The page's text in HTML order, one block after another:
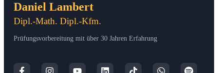
Daniel Lambert
Dipl.-Math. Dipl.-Kfm.
Prüfungsvorbereitung mit über 30 Jahren Erfahrung